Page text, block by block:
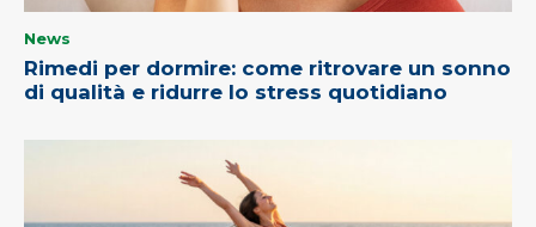
News
Rimedi per dormire: come ritrovare un sonno
di qualità e ridurre lo stress quotidiano